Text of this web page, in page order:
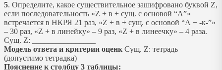
5. Определите, какое существительное зашифровано буквой Z,
если последовательность «Z + в + сущ. с основой “А”»
встречается в НКРЯ 21 раз, «Z + в + сущ. с основой “А + -к-”»
– 30 раз, «Z + в линейку» – 9 раз, «Z + в линеечку» – 4 раза.
Сущ. Z: ________________
Модель ответа и критерии оценк Сущ. Z: тетрадь
(допустимо тетрадка)
Пояснение к столбцу 3 таблицы: